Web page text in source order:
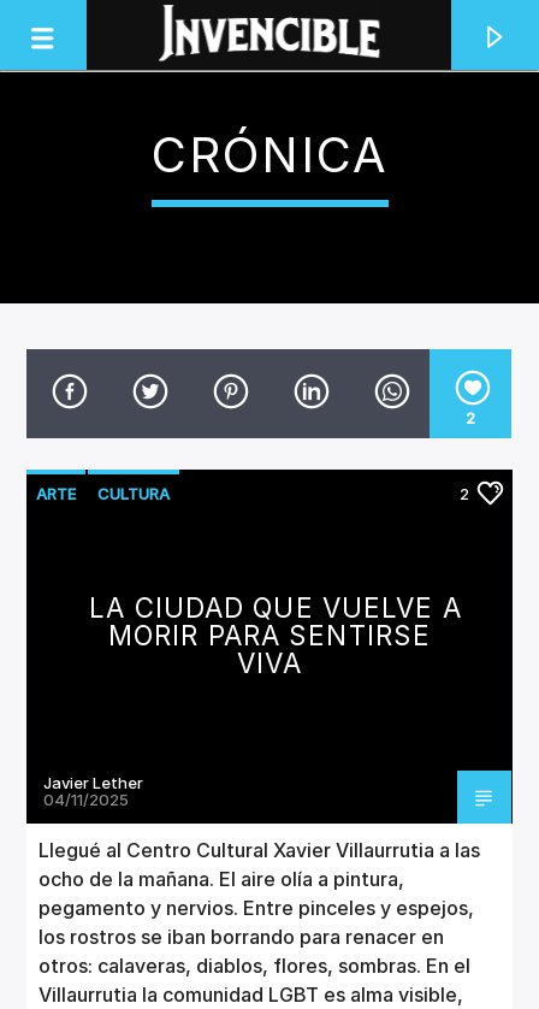
INVENCIBLE RADIO
JUNTOS SOMOS INVENCIBLES
ARTISTA
Invencible Radio
CRÓNICA
2
ARTE CULTURA 2
LA CIUDAD QUE VUELVE A
MORIR PARA SENTIRSE
VIVA
Javier Lether
04/11/2025
Llegué al Centro Cultural Xavier Villaurrutia a las
ocho de la mañana. El aire olía a pintura,
pegamento y nervios. Entre pinceles y espejos,
los rostros se iban borrando para renacer en
otros: calaveras, diablos, flores, sombras. En el
Villaurrutia la comunidad LGBT es alma visible,